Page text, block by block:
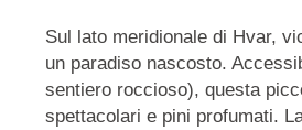
Sul lato meridionale di Hvar,
un paradiso nascosto.
sentiero roccioso), questa
spettacolari e pini profumati.